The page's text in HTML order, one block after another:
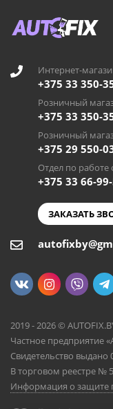
Интернет-
+375 33 350-
Розничный
+375 33 350-
Розничный
+375 29 550-
Отдел по
+375 33 66-
ЗАКАЗАТЬ
2019 - 2026 ©
Частное предприятие
Свидетельство
В торговом реестре №
Информация о защите